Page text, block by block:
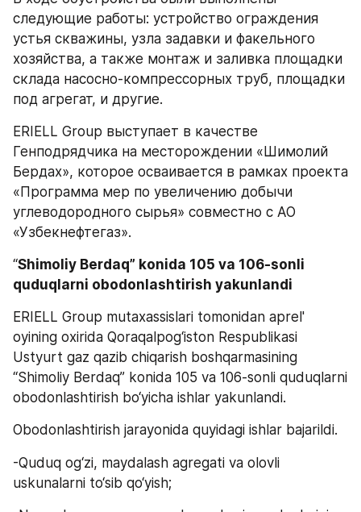
следующие работы: устройство ограждения
устья скважины, узла задавки и факельного
хозяйства, а также монтаж и заливка площадки
склада насосно-компрессорных труб, площадки
под агрегат, и другие.
ERIELL Group выступает в качестве
Генподрядчика на месторождении «Шимолий
Бердах», которое осваивается в рамках проекта
«Программа мер по увеличению добычи
углеводородного сырья» совместно с АО
«Узбекнефтегаз».
“Shimoliy Berdaq” konida 105 va 106-sonli
quduqlarni obodonlashtirish yakunlandi
ERIELL Group mutaxassislari tomonidan aprel'
oyining oxirida Qoraqalpog‘iston Respublikasi
Ustyurt gaz qazib chiqarish boshqarmasining
“Shimoliy Berdaq” konida 105 va 106-sonli quduqlarni
obodonlashtirish bo‘yicha ishlar yakunlandi.
Obodonlashtirish jarayonida quyidagi ishlar bajarildi.
-Quduq og‘zi, maydalash agregati va olovli
uskunalarni to‘sib qo‘yish;